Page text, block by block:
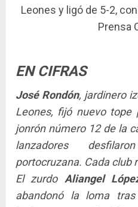
Leones y ligó de 5-2,
Prensa
EN CIFRAS
José Rondón, jardinero
Leones, fijó nuevo tope
jonrón número 12 de la
lanzadores
portocruzana. Cada club
El zurdo Aliangel
abandonó la loma